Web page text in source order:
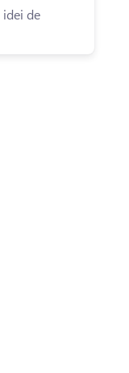
idei de